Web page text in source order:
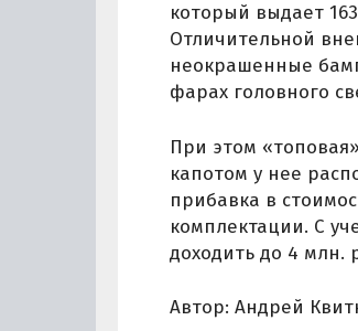
который выдает
Отличительной
неокрашенные
фарах головного
При этом
капотом у нее
прибавка в
комплектации. С
доходить до 4 млн.
Автор: Андрей